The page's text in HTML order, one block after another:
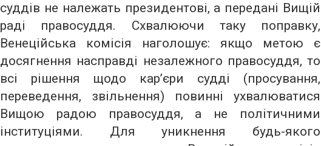
суддів не належать президентові, а передані Вищій
раді правосуддя. Схвалюючи таку поправку,
Венеційська комісія наголошує: якщо метою є
досягнення насправді незалежного правосуддя, то
всі рішення щодо кар’єри судді (просування,
переведення, звільнення) повинні ухвалюватися
Вищою радою правосуддя, а не політичними
інституціями. Для уникнення будь-якого